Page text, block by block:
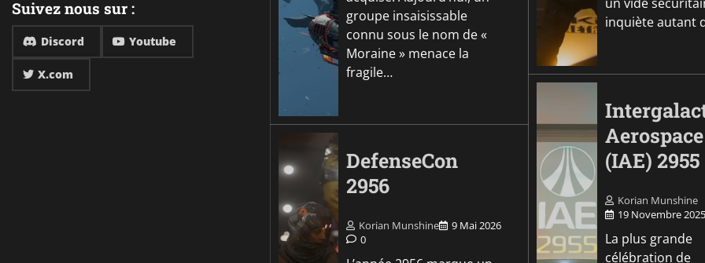
Suivez nous sur :
Discord Youtube
X.com
groupe insaisissable
connu sous le nom de «
Moraine » menace la
fragile…
DefenseCon
2956
Korian Munshine
9 Mai 2026
0
inquiète autant
(IAE) 2955
Korian Munshine
19 Novembre 2025
La plus grande
célébration de